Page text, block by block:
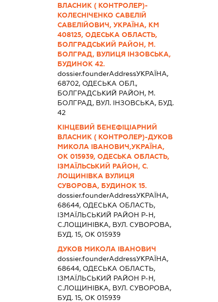
ВЛАСНИК ( КОНТРОЛЕР)-
КОЛЕСНІЧЕНКО САВЕЛІЙ
САВЕЛІЙОВИЧ, УКРАЇНА, КМ
408125, ОДЕСЬКА ОБЛАСТЬ,
БОЛГРАДСЬКИЙ РАЙОН, М.
БОЛГРАД, ВУЛИЦЯ ІНЗОВСЬКА,
БУДИНОК 42.
dossier.founderAddressУКРАЇНА,
68702, ОДЕСЬКА ОБЛ.,
БОЛГРАДСЬКИЙ РАЙОН, М.
БОЛГРАД, ВУЛ. ІНЗОВСЬКА, БУД.
42
КІНЦЕВИЙ БЕНЕФІЦІАРНИЙ
ВЛАСНИК ( КОНТРОЛЕР)-ДУКОВ
МИКОЛА ІВАНОВИЧ,УКРАЇНА,
ОК 015939, ОДЕСЬКА ОБЛАСТЬ,
ІЗМАЇЛЬСЬКИЙ РАЙОН, С.
ЛОЩИНІВКА ВУЛИЦЯ
СУВОРОВА, БУДИНОК 15.
dossier.founderAddressУКРАЇНА,
68644, ОДЕСЬКА ОБЛАСТЬ,
IЗМАЇЛЬСЬКИЙ РАЙОН Р-Н,
С.ЛОЩИНІВКА, ВУЛ. СУВОРОВА,
БУД. 15, ОК 015939
ДУКОВ МИКОЛА ІВАНОВИЧ
dossier.founderAddressУКРАЇНА,
68644, ОДЕСЬКА ОБЛАСТЬ,
IЗМАЇЛЬСЬКИЙ РАЙОН Р-Н,
С.ЛОЩИНІВКА, ВУЛ. СУВОРОВА,
БУД. 15, ОК 015939